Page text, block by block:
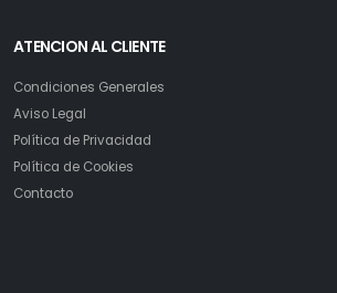
ATENCION AL CLIENTE
Condiciones Generales
Aviso Legal
Política de Privacidad
Política de Cookies
Contacto